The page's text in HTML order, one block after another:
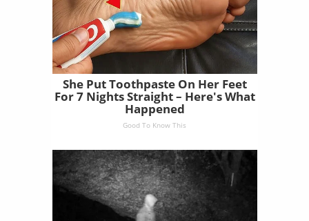
She Put Toothpaste On Her Feet
For 7 Nights Straight – Here's What
Happened
Good To Know This